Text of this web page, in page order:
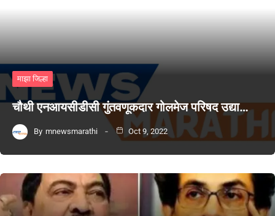
माझा जिल्हा
चौथी एनआयसीडीसी गुंतवणूकदार गोलमेज परिषद उद्या…
By mnewsmarathi Oct 9, 2022